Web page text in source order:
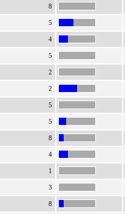
8
5
4
5
2
2
5
5
8
4
1
3
8